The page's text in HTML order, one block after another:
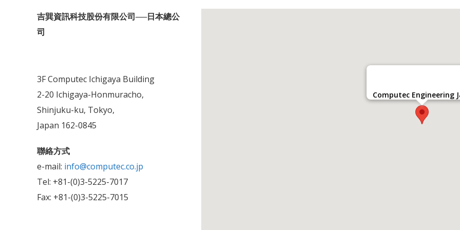
吉巽資訊科技股份有限公司──日本總公
司
3F Computec Ichigaya Building
2-20 Ichigaya-Honmuracho,
Shinjuku-ku, Tokyo,
Japan 162-0845
聯絡方式
e-mail: info@computec.co.jp
Tel: +81-(0)3-5225-7017
Fax: +81-(0)3-5225-7015
Computec Engineering